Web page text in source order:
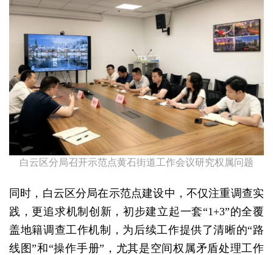
白云区分局召开示范点黄石街道工作会议研究权属问题
同时，白云区分局在示范点建设中，不仅注重调查实
践，更追求机制创新，初步建立起一套“1+3”的全覆
盖地籍调查工作机制，为后续工作提供了清晰的“路
线图”和“操作手册”，尤其是空间权属矛盾处理工作